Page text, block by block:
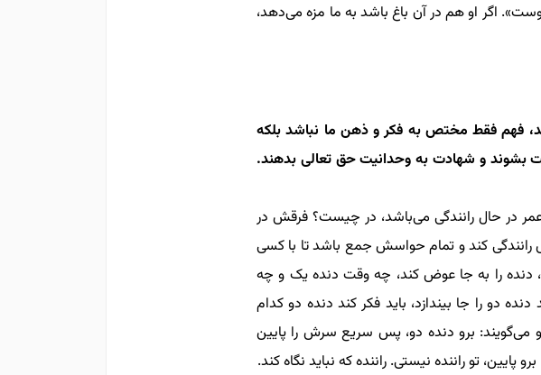
اگر او هم در آن باغ باشد به ما مزه می‌دهد،
فهم فقط مختص به فکر و ذهن ما نباشد بلکه
بشوند و شهادت به وحدانیت حق تعالی بدهند.
در حال رانندگی می‌باشد، در چیست؟ فرقش در
رانندگی کند و تمام حواسش جمع باشد تا با کسی
دنده را به‌ جا عوض کند، چه وقت دنده یک و چه
دو را جا بیندازد، باید فکر کند دنده دو کدام
می‌گویند: برو دنده دو، پس سریع سرش را پایین
پایین، تو راننده نیستی. راننده‌ که نباید نگاه کند.